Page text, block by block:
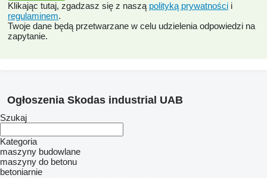
Klikając tutaj, zgadzasz się z naszą polityką prywatności i
regulaminem.
Twoje dane będą przetwarzane w celu udzielenia odpowiedzi na
zapytanie.
Ogłoszenia Skodas industrial UAB
Szukaj
Kategoria
maszyny budowlane
maszyny do betonu
betoniarnie